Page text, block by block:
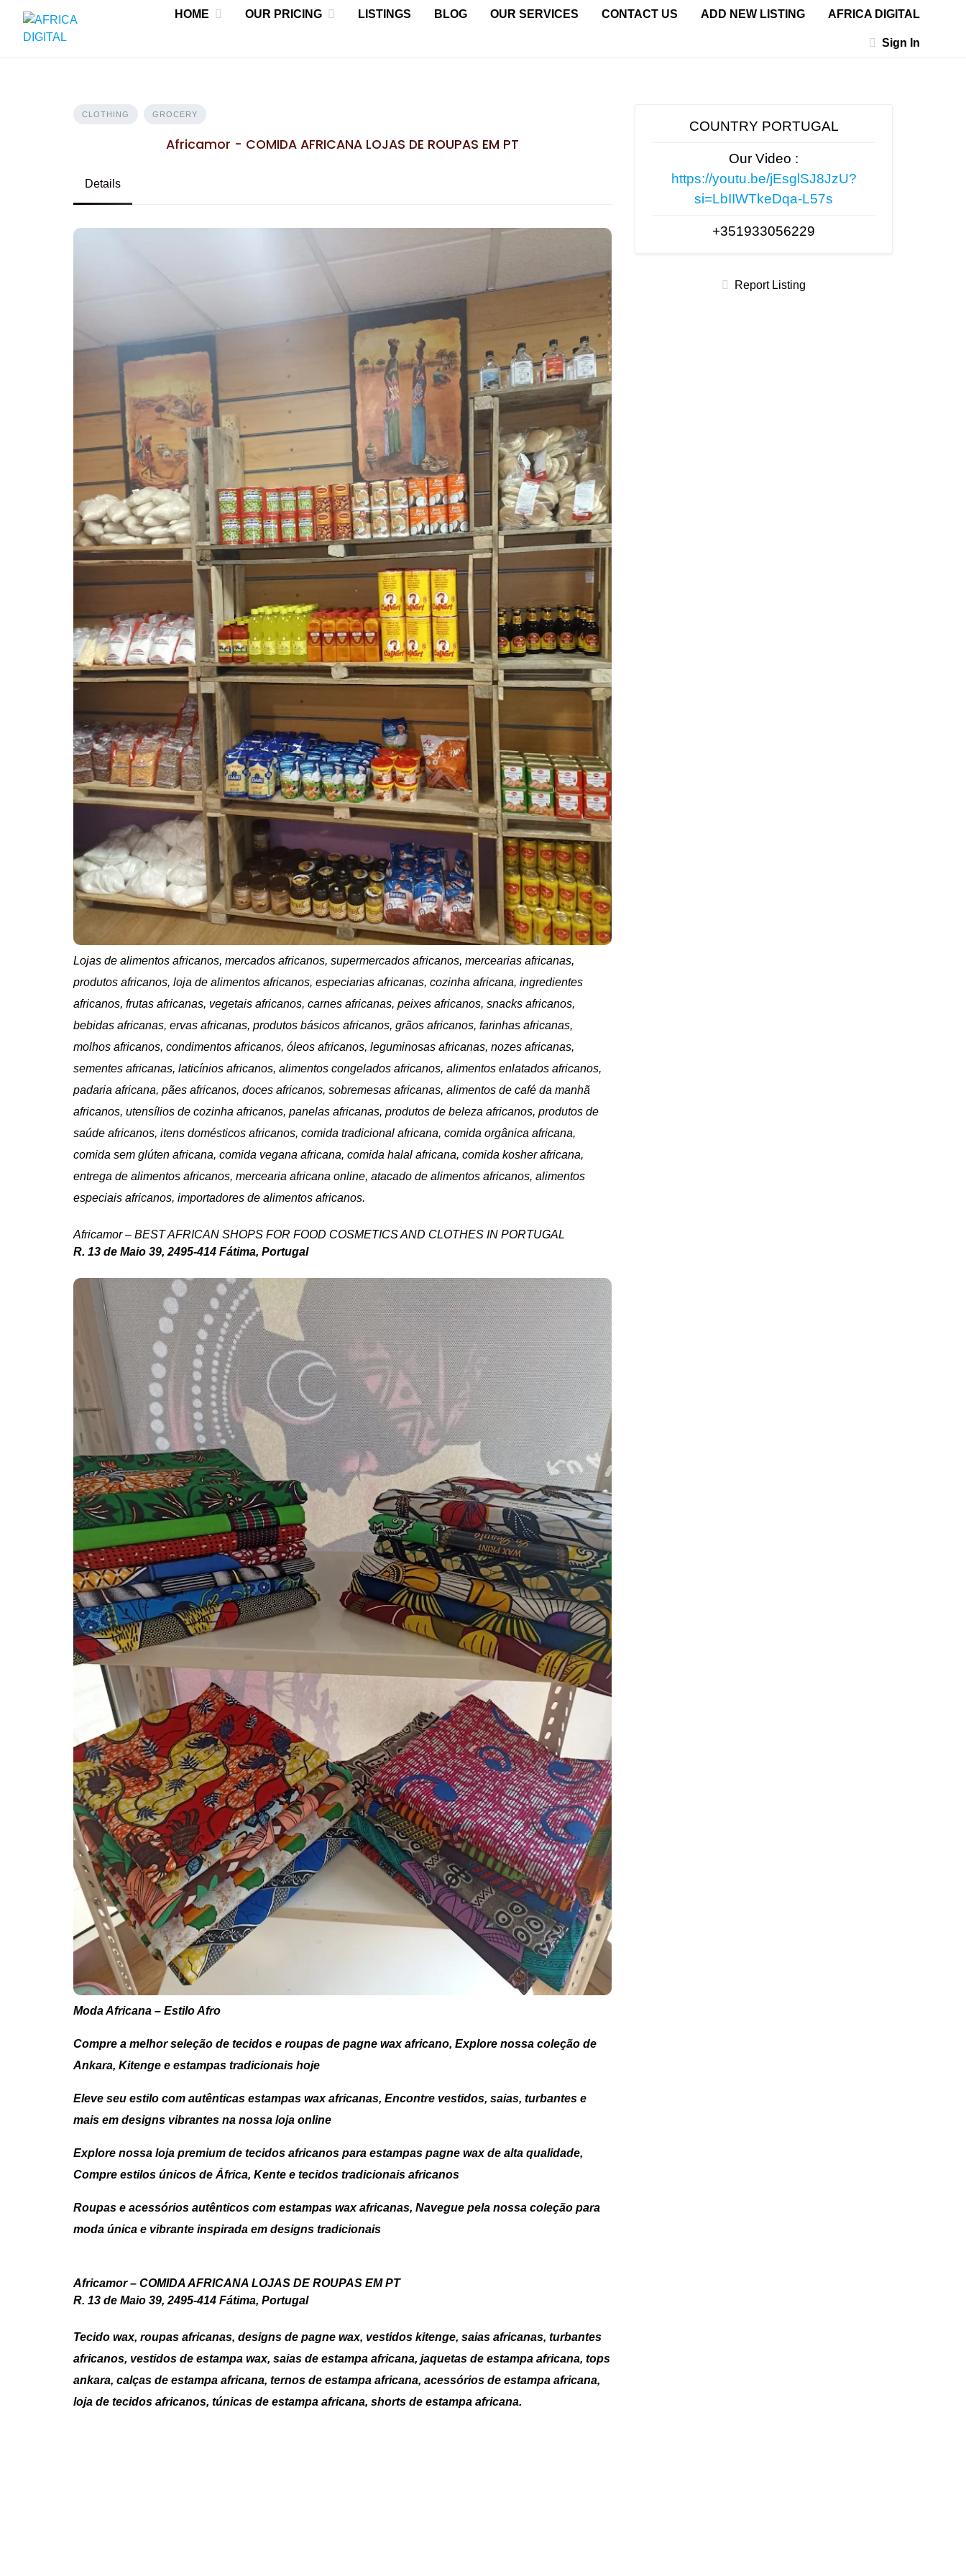
content
HOME OUR PRICING LISTINGS BLOG OUR SERVICES CONTACT US ADD NEW LISTING AFRICA DIGITAL
Sign In
CLOTHING GROCERY
Africamor - COMIDA AFRICANA LOJAS DE ROUPAS EM PT
Details
Lojas de alimentos africanos, mercados africanos, supermercados africanos, mercearias africanas,
produtos africanos, loja de alimentos africanos, especiarias africanas, cozinha africana, ingredientes
africanos, frutas africanas, vegetais africanos, carnes africanas, peixes africanos, snacks africanos,
bebidas africanas, ervas africanas, produtos básicos africanos, grãos africanos, farinhas africanas,
molhos africanos, condimentos africanos, óleos africanos, leguminosas africanas, nozes africanas,
sementes africanas, laticínios africanos, alimentos congelados africanos, alimentos enlatados africanos,
padaria africana, pães africanos, doces africanos, sobremesas africanas, alimentos de café da manhã
africanos, utensílios de cozinha africanos, panelas africanas, produtos de beleza africanos, produtos de
saúde africanos, itens domésticos africanos, comida tradicional africana, comida orgânica africana,
comida sem glúten africana, comida vegana africana, comida halal africana, comida kosher africana,
entrega de alimentos africanos, mercearia africana online, atacado de alimentos africanos, alimentos
especiais africanos, importadores de alimentos africanos.
Africamor – BEST AFRICAN SHOPS FOR FOOD COSMETICS AND CLOTHES IN PORTUGAL
R. 13 de Maio 39, 2495-414 Fátima, Portugal
Moda Africana – Estilo Afro
Compre a melhor seleção de tecidos e roupas de pagne wax africano, Explore nossa coleção de
Ankara, Kitenge e estampas tradicionais hoje
Eleve seu estilo com autênticas estampas wax africanas, Encontre vestidos, saias, turbantes e
mais em designs vibrantes na nossa loja online
Explore nossa loja premium de tecidos africanos para estampas pagne wax de alta qualidade,
Compre estilos únicos de África, Kente e tecidos tradicionais africanos
Roupas e acessórios autênticos com estampas wax africanas, Navegue pela nossa coleção para
moda única e vibrante inspirada em designs tradicionais
Africamor – COMIDA AFRICANA LOJAS DE ROUPAS EM PT
R. 13 de Maio 39, 2495-414 Fátima, Portugal
Tecido wax, roupas africanas, designs de pagne wax, vestidos kitenge, saias africanas, turbantes
africanos, vestidos de estampa wax, saias de estampa africana, jaquetas de estampa africana, tops
ankara, calças de estampa africana, ternos de estampa africana, acessórios de estampa africana,
loja de tecidos africanos, túnicas de estampa africana, shorts de estampa africana.
COUNTRY PORTUGAL
Our Video :
https://youtu.be/jEsglSJ8JzU?
si=LbIIWTkeDqa-L57s
+351933056229
Report Listing